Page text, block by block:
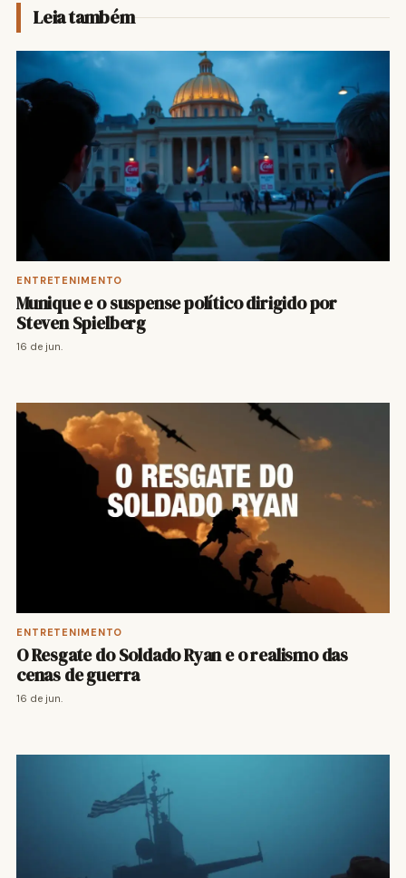
Leia também
ENTRETENIMENTO
Munique e o suspense político dirigido por
Steven Spielberg
16 de jun.
ENTRETENIMENTO
O Resgate do Soldado Ryan e o realismo das
cenas de guerra
16 de jun.